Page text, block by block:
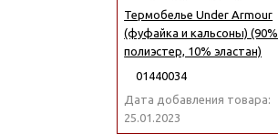
Термобелье Under Armour
(фуфайка и кальсоны) (90%
полиэстер, 10% эластан)
01440034
Дата добавления товара:
25.01.2023